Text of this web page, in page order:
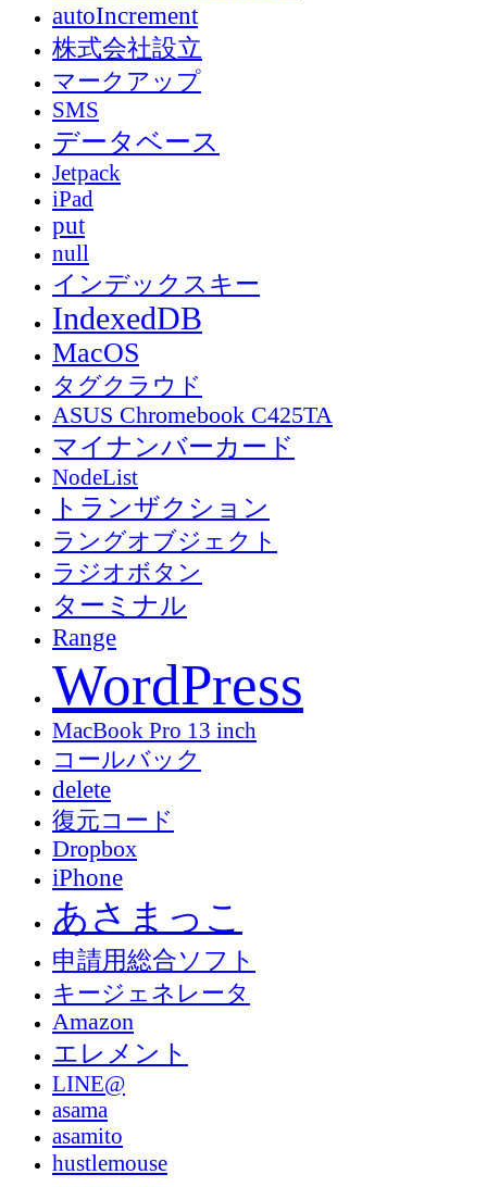
autoIncrement
株式会社設立
マークアップ
SMS
データベース
Jetpack
iPad
put
null
インデックスキー
IndexedDB
MacOS
タグクラウド
ASUS Chromebook C425TA
マイナンバーカード
NodeList
トランザクション
ラングオブジェクト
ラジオボタン
ターミナル
Range
WordPress
MacBook Pro 13 inch
コールバック
delete
復元コード
Dropbox
iPhone
あさまっこ
申請用総合ソフト
キージェネレータ
Amazon
エレメント
LINE@
asama
asamito
hustlemouse